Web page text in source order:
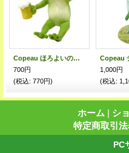
Copeau ほろよいのカエル
700円
(税込: 770円)
1,000円
(税込:
ホーム | シ
特定商取引
PC